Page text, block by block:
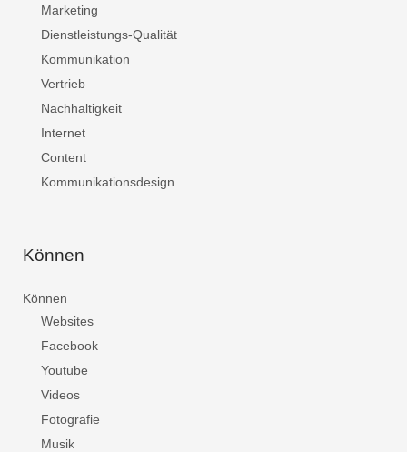
Marketing
Dienstleistungs-Qualität
Kommunikation
Vertrieb
Nachhaltigkeit
Internet
Content
Kommunikationsdesign
Können
Können
Websites
Facebook
Youtube
Videos
Fotografie
Musik